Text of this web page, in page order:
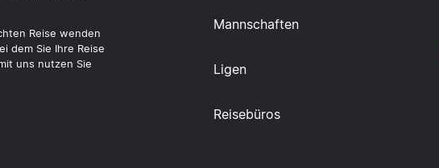
Reise wenden
dem Sie Ihre Reise
uns nutzen Sie
Mannschaften
Ligen
Reisebüros